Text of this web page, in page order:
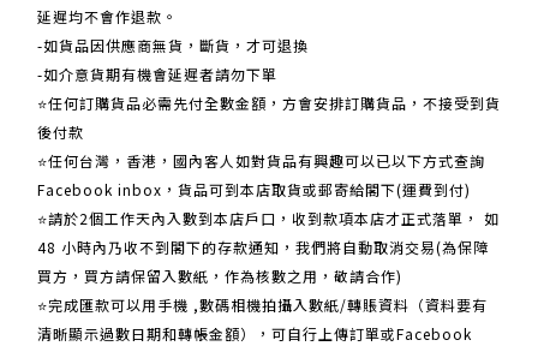
延遲均不會作退款。
-如貨品因供應商無貨，斷貨，才可退換
-如介意貨期有機會延遲者請勿下單
⭐任何訂購貨品必需先付全數金額，方會安排訂購貨品，不接受到貨
後付款
⭐任何台灣，香港，國內客人如對貨品有興趣可以已以下方式查詢
Facebook inbox，貨品可到本店取貨或郵寄給閣下(運費到付)
​​⭐請於2個工作天內入數到本店戶口，收到款項本店才正式落單， 如
48 小時內乃收不到閣下的存款通知，我們將自動取消交易(為保障
買方，買方請保留入數紙，作為核數之用，敬請合作)
⭐完成匯款可以用手機 ,數碼相機拍攝入數紙/轉賬資料（資料要有
清晰顯示過數日期和轉帳金額），可自行上傳訂單或Facebook